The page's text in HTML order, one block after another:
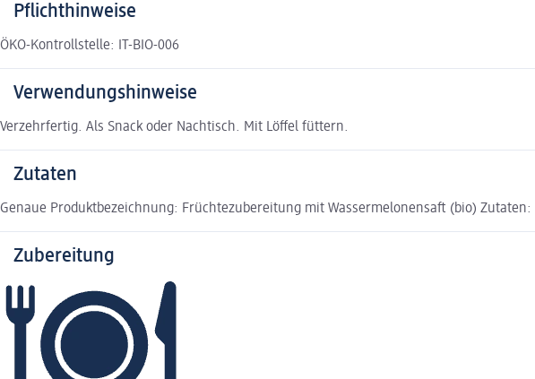
Pflichthinweise
ÖKO-Kontrollstelle: IT-BIO-006
Verwendungshinweise
Verzehrfertig. Als Snack oder Nachtisch. Mit Löffel füttern.
Zutaten
Genaue Produktbezeichnung: Früchtezubereitung mit Wassermelonensaft (bio)
Zubereitung